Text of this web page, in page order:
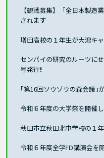
【観戦募集】「全日本製造
されます
増田高校の１年生が大潟キ
センパイの研究のルーツに
号発行!!
｢第16回ソウゾウの森会議｣
令和６年度の大学祭を開催し
秋田市立秋田北中学校の１
令和６年度全学FD講演会を